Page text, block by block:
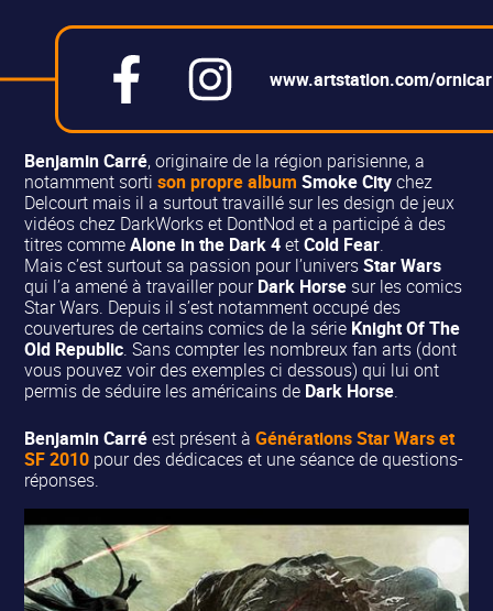
www.artstation.com/ornicar
Benjamin Carré, originaire de la région parisienne, a
notamment sortison propre album Smoke Citychez
Delcourt mais il a surtout travaillé sur les design de jeux
vidéos chez DarkWorks et DontNod et a participé à des
titres commeAlone in the Dark 4et Cold Fear.
Mais c’est surtout sa passion pour l’universStar Wars
qui l’a amené à travailler pourDark Horse sur les comics
Star Wars. Depuis il s’est notamment occupé des
couvertures de certains comics de la série Knight Of The
Old Republic. Sans compter les nombreux fan arts (dont
vous pouvez voir des exemples ci dessous) qui lui ont
permis de séduire les américains de Dark Horse.
Benjamin Carréest présent àGénérations Star Wars et
SF 2010 pour des dédicaces et une séance de questions-
réponses.